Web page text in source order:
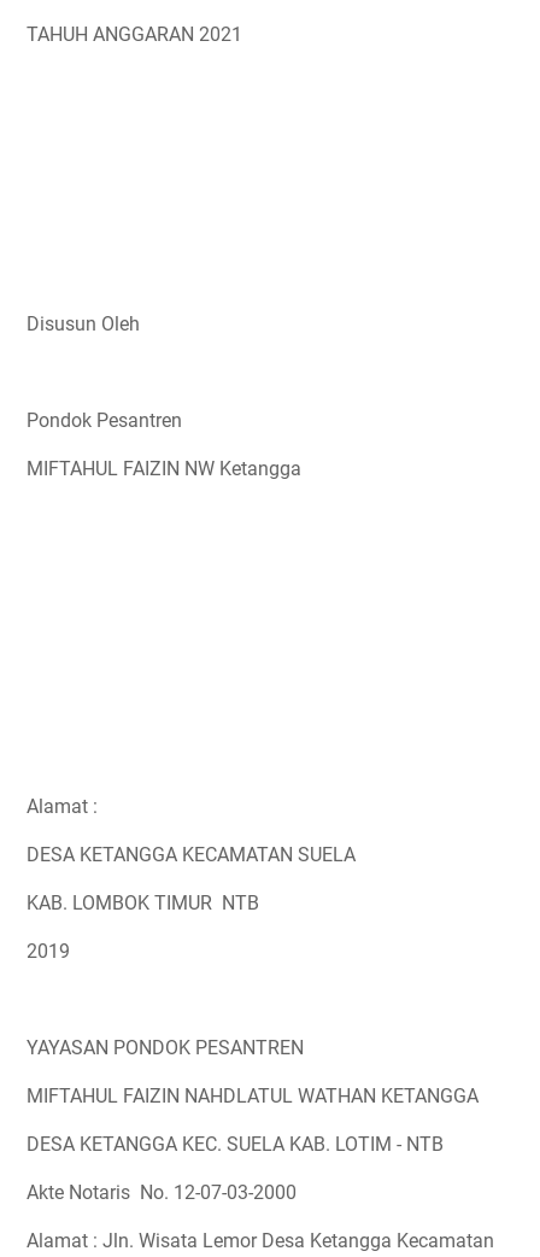
TAHUH ANGGARAN 2021
Disusun Oleh
Pondok Pesantren
MIFTAHUL FAIZIN NW Ketangga
Alamat :
DESA KETANGGA KECAMATAN SUELA
KAB. LOMBOK TIMUR NTB
2019
YAYASAN PONDOK PESANTREN
MIFTAHUL FAIZIN NAHDLATUL WATHAN KETANGGA
DESA KETANGGA KEC. SUELA KAB. LOTIM - NTB
Akte Notaris No. 12-07-03-2000
Alamat : Jln. Wisata Lemor Desa Ketangga Kecamatan